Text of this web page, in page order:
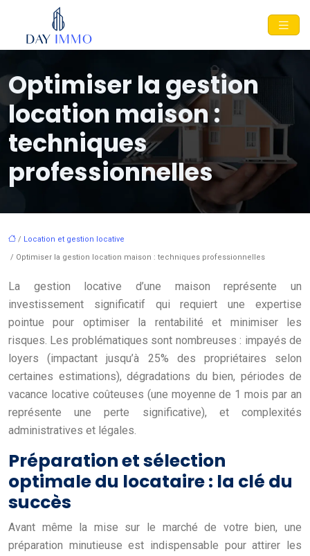
Optimiser la gestion
location maison :
techniques
professionnelles
/ Location et gestion locative
/ Optimiser la gestion location maison : techniques professionnelles
La gestion locative d’une maison représente un
investissement significatif qui requiert une expertise
pointue pour optimiser la rentabilité et minimiser les
risques. Les problématiques sont nombreuses : impayés de
loyers (impactant jusqu’à 25% des propriétaires selon
certaines estimations), dégradations du bien, périodes de
vacance locative coûteuses (une moyenne de 1 mois par an
représente une perte significative), et complexités
administratives et légales.
Préparation et sélection
optimale du locataire : la clé du
succès
Avant même la mise sur le marché de votre bien, une
préparation minutieuse est indispensable pour attirer les